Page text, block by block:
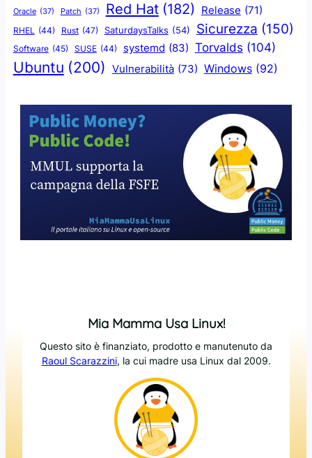
Oracle (37) Patch (37) Red Hat (182) Release (71)
RHEL (44) Rust (47) SaturdaysTalks (54) Sicurezza (150)
Software (45) SUSE (44) systemd (83) Torvalds (104)
Ubuntu (200) Vulnerabilità (73) Windows (92)
Mia Mamma Usa Linux!
Questo sito è finanziato, prodotto e manutenuto da
Raoul Scarazzini, la cui madre usa Linux dal 2009.